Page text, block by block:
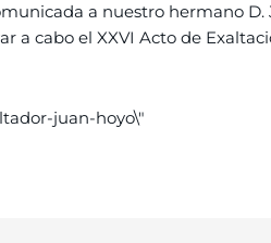
a nuestro hermano
a cabo el XXVI Acto de